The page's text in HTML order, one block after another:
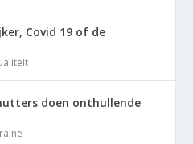
Covid 19 of de
doen onthullende